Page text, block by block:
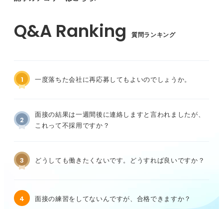
質問ランキング
1 一度落ちた会社に再応募してもよいのでしょうか。
2
面接の結果は一週間後に連絡しますと言われましたが、
これって不採用ですか？
3 どうしても働きたくないです。どうすれば良いですか？
4 面接の練習をしてないんですが、合格できますか？